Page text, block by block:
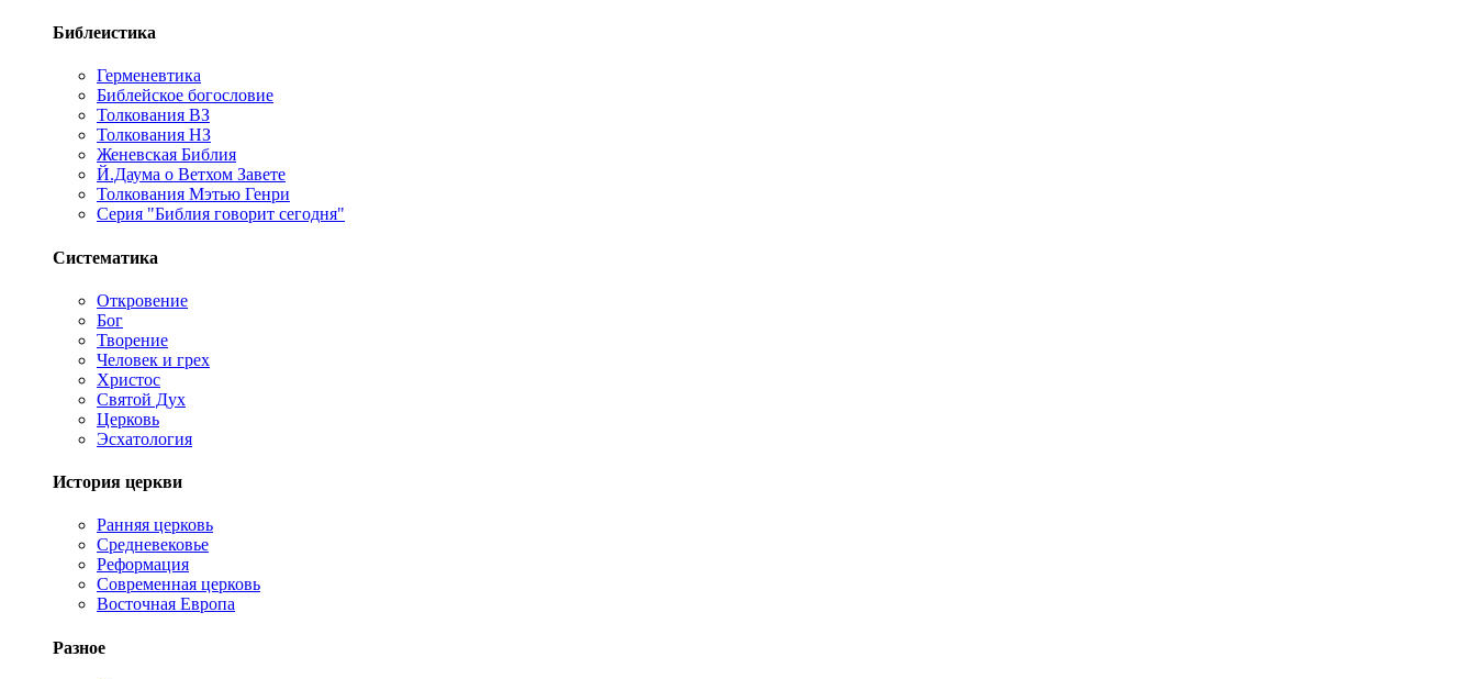
Библеистика
Герменевтика
Библейское богословие
Толкования ВЗ
Толкования НЗ
Женевская Библия
Й.Даума о Ветхом Завете
Толкования Мэтью Генри
Серия "Библия говорит сегодня"
Систематика
Откровение
Бог
Творение
Человек и грех
Христос
Святой Дух
Церковь
Эсхатология
История церкви
Ранняя церковь
Средневековье
Реформация
Современная церковь
Восточная Европа
Разное